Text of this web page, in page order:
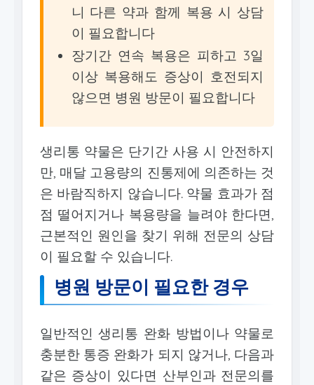
니 다른 약과 함께 복용 시 상담
이 필요합니다
장기간 연속 복용은 피하고 3일
이상 복용해도 증상이 호전되지
않으면 병원 방문이 필요합니다
생리통 약물은 단기간 사용 시 안전하지
만, 매달 고용량의 진통제에 의존하는 것
은 바람직하지 않습니다. 약물 효과가 점
점 떨어지거나 복용량을 늘려야 한다면,
근본적인 원인을 찾기 위해 전문의 상담
이 필요할 수 있습니다.
병원 방문이 필요한 경우
일반적인 생리통 완화 방법이나 약물로
충분한 통증 완화가 되지 않거나, 다음과
같은 증상이 있다면 산부인과 전문의를